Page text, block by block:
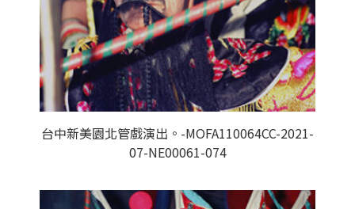
台中新美園北管戲演出。-MOFA110064CC-2021-
07-NE00061-074